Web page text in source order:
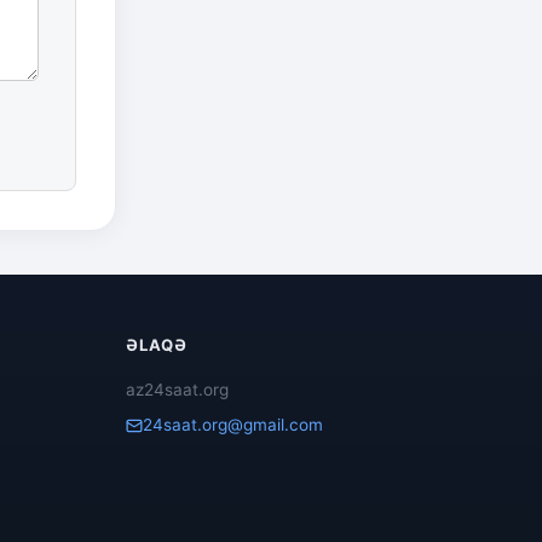
ƏLAQƏ
az24saat.org
24saat.org@gmail.com